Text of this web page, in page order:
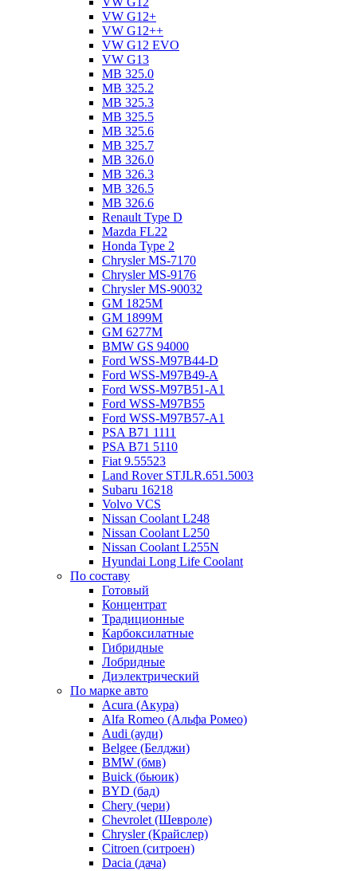
VW G12+
VW G12++
VW G12 EVO
VW G13
MB 325.0
MB 325.2
MB 325.3
MB 325.5
MB 325.6
MB 325.7
MB 326.0
MB 326.3
MB 326.5
MB 326.6
Renault Type D
Mazda FL22
Honda Type 2
Chrysler MS-7170
Chrysler MS-9176
Chrysler MS-90032
GM 1825M
GM 1899M
GM 6277M
BMW GS 94000
Ford WSS-M97B44-D
Ford WSS-M97B49-A
Ford WSS-M97B51-A1
Ford WSS-M97B55
Ford WSS-M97B57-A1
PSA B71 1111
PSA B71 5110
Fiat 9.55523
Land Rover STJLR.651.5003
Subaru 16218
Volvo VCS
Nissan Coolant L248
Nissan Coolant L250
Nissan Coolant L255N
Hyundai Long Life Coolant
По составу
Готовый
Концентрат
Традиционные
Карбоксилатные
Гибридные
Лобридные
Диэлектрический
По марке авто
Acura (Акура)
Alfa Romeo (Альфа Ромео)
Audi (ауди)
Belgee (Белджи)
BMW (бмв)
Buick (бьюик)
BYD (бад)
Chery (чери)
Chevrolet (Шевроле)
Chrysler (Крайслер)
Citroen (ситроен)
Dacia (дача)